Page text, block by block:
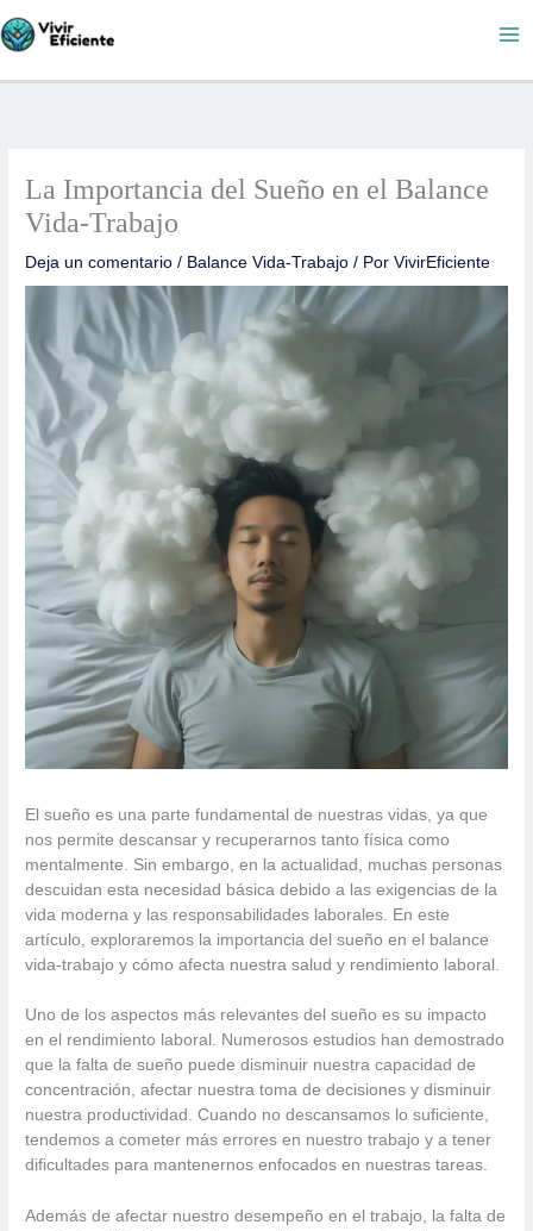
al
La Importancia del Sueño en el Balance
Vida-Trabajo
Deja un comentario / Balance Vida-Trabajo / PorVivirEficiente
El sueño es una parte fundamental de nuestras vidas, ya que
nos permite descansar y recuperarnos tanto física como
mentalmente. Sin embargo, en la actualidad, muchas personas
descuidan esta necesidad básica debido a las exigencias de la
vida moderna y las responsabilidades laborales. En este
artículo, exploraremos la importancia del sueño en el balance
vida-trabajo y cómo afecta nuestra salud y rendimiento laboral.
Uno de los aspectos más relevantes del sueño es su impacto
en el rendimiento laboral. Numerosos estudios han demostrado
que la falta de sueño puede disminuir nuestra capacidad de
concentración, afectar nuestra toma de decisiones y disminuir
nuestra productividad. Cuando no descansamos lo suficiente,
tendemos a cometer más errores en nuestro trabajo y a tener
dificultades para mantenernos enfocados en nuestras tareas.
Además de afectar nuestro desempeño en el trabajo, la falta de